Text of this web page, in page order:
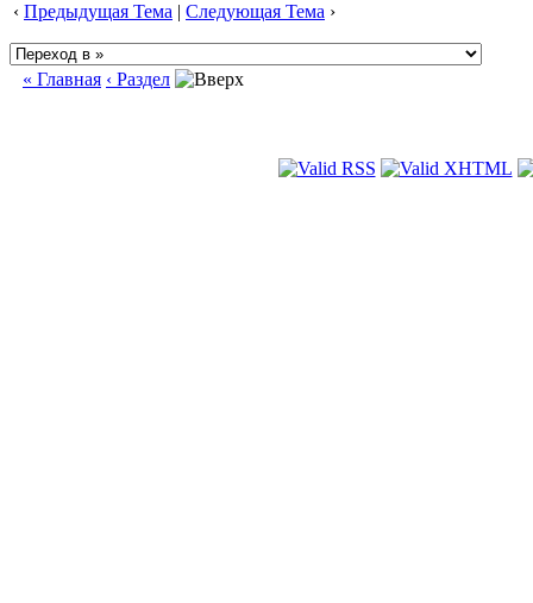
‹ Предыдущая Тема | Следующая Тема ›
« Главная ‹ Раздел